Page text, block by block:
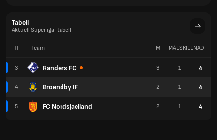
Tabell
Aktuell Superliga-tabell
# Team
3 Randers FC
4 Broendby IF
5 FC Nordsjaelland
M MÅLSKILLNAD
3 1 4
2 1 4
2 1 4